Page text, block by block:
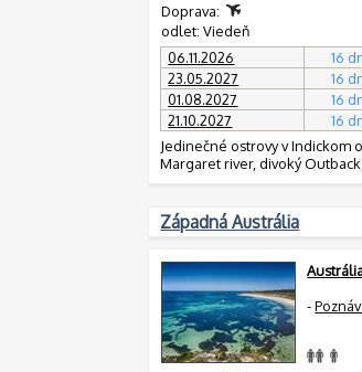
Doprava:
odlet: Viedeň
06.11.2026
16
23.05.2027
16
01.08.2027
16
21.10.2027
16
Jedinečné ostrovy v Indickom
Margaret river, divoký
Západná Austrália
-